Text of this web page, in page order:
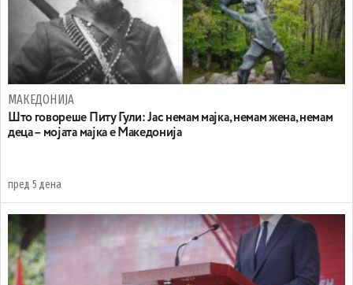
МАКЕДОНИЈА
Што говореше Питу Гули: Јас немам мајка, немам жена, немам
деца – мојата мајка е Македонија
пред 5 дена